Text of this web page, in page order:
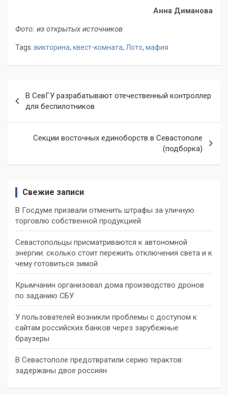
Анна Диманова
Фото: из открытых источников
Tags: викторина, квест-комната, Лото, мафия
по
записям
В СевГУ разрабатывают отечественный контроллер
для беспилотников
Секции восточных единоборств в Севастополе
(подборка)
Свежие записи
В Госдуме призвали отменить штрафы за уличную
торговлю собственной продукцией
Севастопольцы присматриваются к автономной
энергии: сколько стоит пережить отключения света и к
чему готовиться зимой
Крымчанин организовал дома производство дронов
по заданию СБУ
У пользователей возникли проблемы с доступом к
сайтам российских банков через зарубежные
браузеры
В Севастополе предотвратили серию терактов:
задержаны двое россиян